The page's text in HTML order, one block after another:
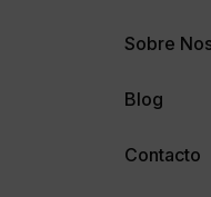
Sobre
Blog
Contacto